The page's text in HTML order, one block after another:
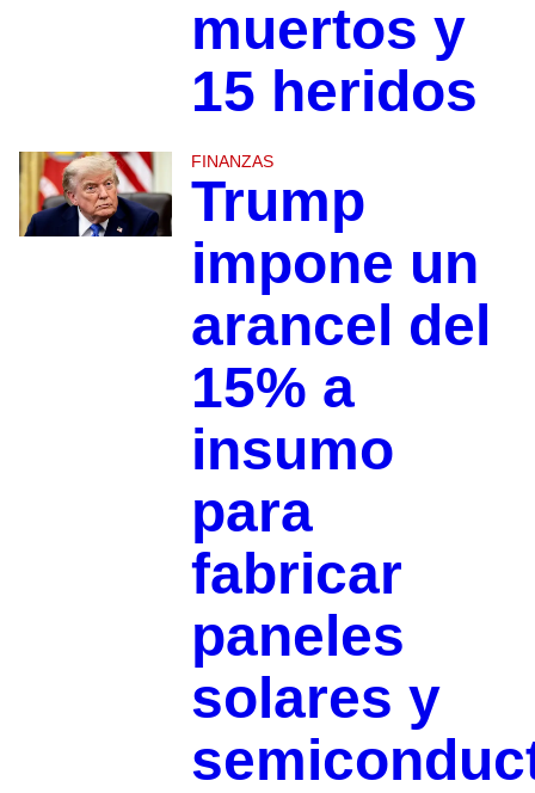
muertos y
15 heridos
FINANZAS
Trump
impone un
arancel del
15% a
insumo
para
fabricar
paneles
solares y